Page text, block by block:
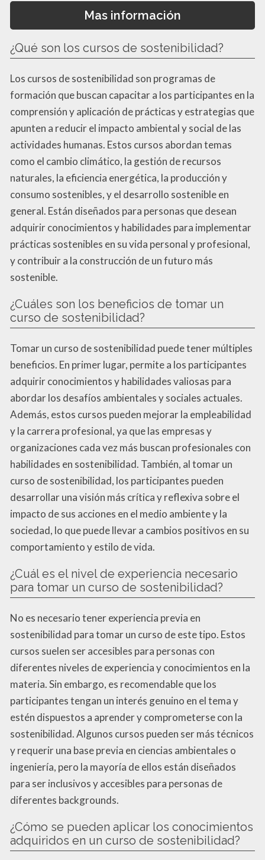
Mas información
¿Qué son los cursos de sostenibilidad?
Los cursos de sostenibilidad son programas de
formación que buscan capacitar a los participantes en la
comprensión y aplicación de prácticas y estrategias que
apunten a reducir el impacto ambiental y social de las
actividades humanas. Estos cursos abordan temas
como el cambio climático, la gestión de recursos
naturales, la eficiencia energética, la producción y
consumo sostenibles, y el desarrollo sostenible en
general. Están diseñados para personas que desean
adquirir conocimientos y habilidades para implementar
prácticas sostenibles en su vida personal y profesional,
y contribuir a la construcción de un futuro más
sostenible.
¿Cuáles son los beneficios de tomar un
curso de sostenibilidad?
Tomar un curso de sostenibilidad puede tener múltiples
beneficios. En primer lugar, permite a los participantes
adquirir conocimientos y habilidades valiosas para
abordar los desafíos ambientales y sociales actuales.
Además, estos cursos pueden mejorar la empleabilidad
y la carrera profesional, ya que las empresas y
organizaciones cada vez más buscan profesionales con
habilidades en sostenibilidad. También, al tomar un
curso de sostenibilidad, los participantes pueden
desarrollar una visión más crítica y reflexiva sobre el
impacto de sus acciones en el medio ambiente y la
sociedad, lo que puede llevar a cambios positivos en su
comportamiento y estilo de vida.
¿Cuál es el nivel de experiencia necesario
para tomar un curso de sostenibilidad?
No es necesario tener experiencia previa en
sostenibilidad para tomar un curso de este tipo. Estos
cursos suelen ser accesibles para personas con
diferentes niveles de experiencia y conocimientos en la
materia. Sin embargo, es recomendable que los
participantes tengan un interés genuino en el tema y
estén dispuestos a aprender y comprometerse con la
sostenibilidad. Algunos cursos pueden ser más técnicos
y requerir una base previa en ciencias ambientales o
ingeniería, pero la mayoría de ellos están diseñados
para ser inclusivos y accesibles para personas de
diferentes backgrounds.
¿Cómo se pueden aplicar los conocimientos
adquiridos en un curso de sostenibilidad?